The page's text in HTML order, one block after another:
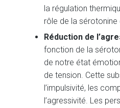
la régulation
rôle de la sérotonine
Réduction de
fonction de la
de notre état
de tension. Cette
l’impulsivité, les
l’agressivité. Les